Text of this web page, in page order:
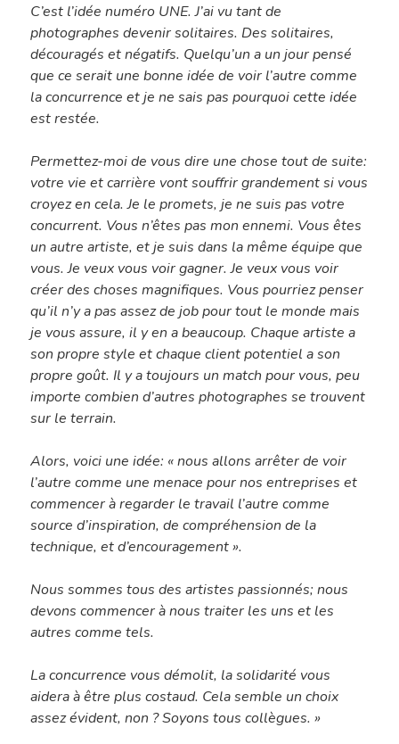
C’est l’idée numéro UNE. J’ai vu tant de
photographes devenir solitaires. Des solitaires,
découragés et négatifs. Quelqu’un a un jour pensé
que ce serait une bonne idée de voir l’autre comme
la concurrence et je ne sais pas pourquoi cette idée
est restée.
Permettez-moi de vous dire une chose tout de suite:
votre vie et carrière vont souffrir grandement si vous
croyez en cela. Je le promets, je ne suis pas votre
concurrent. Vous n’êtes pas mon ennemi. Vous êtes
un autre artiste, et je suis dans la même équipe que
vous. Je veux vous voir gagner. Je veux vous voir
créer des choses magnifiques. Vous pourriez penser
qu’il n’y a pas assez de job pour tout le monde mais
je vous assure, il y en a beaucoup. Chaque artiste a
son propre style et chaque client potentiel a son
propre goût. Il y a toujours un match pour vous, peu
importe combien d’autres photographes se trouvent
sur le terrain.
Alors, voici une idée: « nous allons arrêter de voir
l’autre comme une menace pour nos entreprises et
commencer à regarder le travail l’autre comme
source d’inspiration, de compréhension de la
technique, et d’encouragement ».
Nous sommes tous des artistes passionnés; nous
devons commencer à nous traiter les uns et les
autres comme tels.
La concurrence vous démolit, la solidarité vous
aidera à être plus costaud. Cela semble un choix
assez évident, non ? Soyons tous collègues. »
Sélection De
Tirage FineArt
Papier Exceptionnel
Papier HDEF –
Finitions
Reproduction